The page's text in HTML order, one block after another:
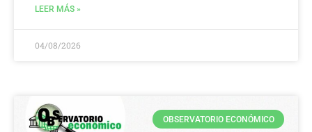
LEER MÁS »
04/08/2026
OBSERVATORIO ECONÓMICO